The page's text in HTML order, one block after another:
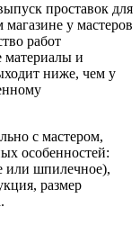
проставок для
у мастеров
работ
материалы и
ниже, чем у
с мастером,
особенностей:
или шпилечное),
размер